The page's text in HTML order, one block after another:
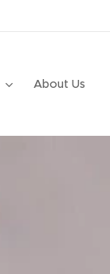
About Us